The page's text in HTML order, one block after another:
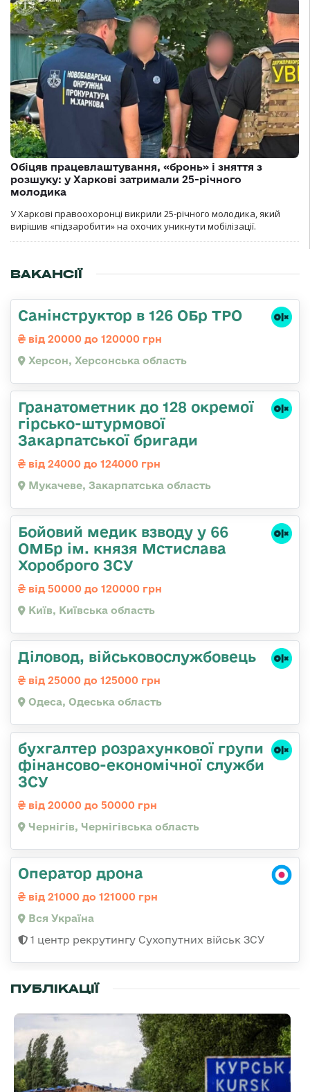
Обіцяв працевлаштування, «бронь» і зняття з
розшуку: у Харкові затримали 25-річного
молодика
У Харкові правоохоронці викрили 25-річного молодика, який
вирішив «підзаробити» на охочих уникнути мобілізації.
ВАКАНСІЇ
Санінструктор в 126 ОБр ТРО
від 20000 до 120000 грн
Херсон, Херсонська область
Гранатометник до 128 окремої
гірсько-штурмової
Закарпатської бригади
від 24000 до 124000 грн
Мукачеве, Закарпатська область
Бойовий медик взводу у 66
ОМБр ім. князя Мстислава
Хороброго ЗСУ
від 50000 до 120000 грн
Київ, Київська область
Діловод, військовослужбовець
від 25000 до 125000 грн
Одеса, Одеська область
бухгалтер розрахункової групи
фінансово-економічної служби
ЗСУ
від 20000 до 50000 грн
Чернігів, Чернігівська область
Оператор дрона
від 21000 до 121000 грн
Вся Україна
1 центр рекрутингу Сухопутних військ ЗСУ
ПУБЛІКАЦІЇ